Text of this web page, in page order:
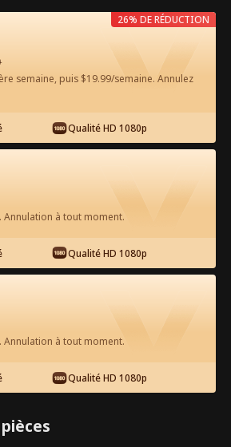
Débloquer maintenant
gratuitement sur l'App
dis juste oui ! Film
Tous les épisodes
13
79.6k
gratuits
semaine, puis $19.99/semaine. Annulez
Qualité HD 1080p
26% DE RÉDUCTION
Annulation à tout moment.
Qualité HD 1080p
Annulation à tout moment.
Qualité HD 1080p